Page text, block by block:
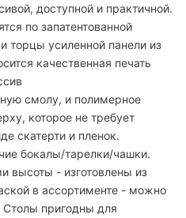
доступной и практичной.
по запатентованной
торцы усиленной панели из
качественная печать
смолу, и полимерное
которое не требует
скатерти и пленок.
бокалы/тарелки/чашки.
высоты - изготовлены из
в ассортименте - можно
Столы пригодны для